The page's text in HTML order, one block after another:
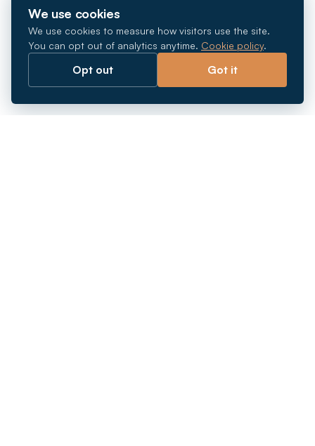
We use cookies
We use cookies to measure how visitors use the site.
You can opt out of analytics anytime. Cookie policy.
Opt out Got it